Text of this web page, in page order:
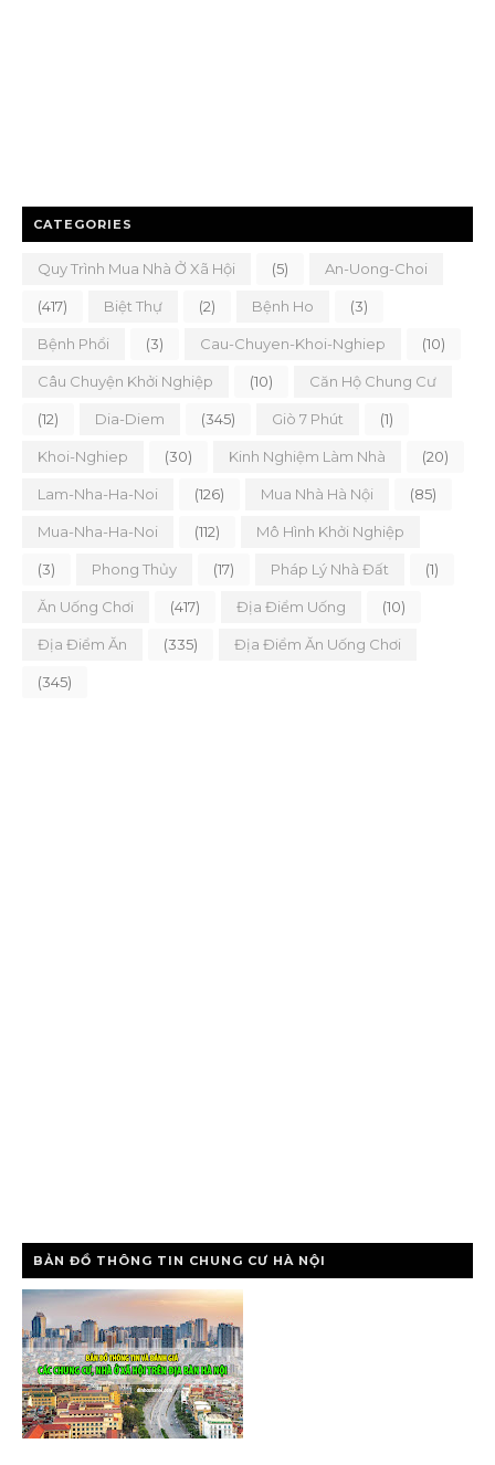
CATEGORIES
Quy Trình Mua Nhà Ở Xã Hội (5) An-Uong-Choi
(417) Biệt Thự (2) Bệnh Ho (3)
Bệnh Phổi (3) Cau-Chuyen-Khoi-Nghiep (10)
Câu Chuyện Khởi Nghiệp (10) Căn Hộ Chung Cư
(12) Dia-Diem (345) Giò 7 Phút (1)
Khoi-Nghiep (30) Kinh Nghiệm Làm Nhà (20)
Lam-Nha-Ha-Noi (126) Mua Nhà Hà Nội (85)
Mua-Nha-Ha-Noi (112) Mô Hình Khởi Nghiệp
(3) Phong Thủy (17) Pháp Lý Nhà Đất (1)
Ăn Uống Chơi (417) Địa Điểm Uống (10)
Địa Điểm Ăn (335) Địa Điểm Ăn Uống Chơi
(345)
BẢN ĐỒ THÔNG TIN CHUNG CƯ HÀ NỘI